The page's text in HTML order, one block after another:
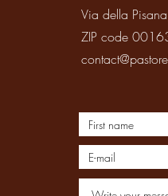
Via della
ZIP code